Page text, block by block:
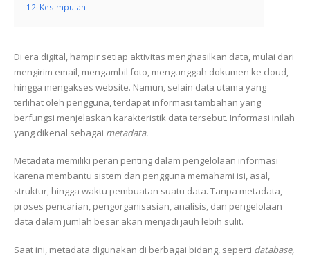
12 Kesimpulan
Di era digital, hampir setiap aktivitas menghasilkan data, mulai dari
mengirim email, mengambil foto, mengunggah dokumen ke cloud,
hingga mengakses website. Namun, selain data utama yang
terlihat oleh pengguna, terdapat informasi tambahan yang
berfungsi menjelaskan karakteristik data tersebut. Informasi inilah
yang dikenal sebagai metadata.
Metadata memiliki peran penting dalam pengelolaan informasi
karena membantu sistem dan pengguna memahami isi, asal,
struktur, hingga waktu pembuatan suatu data. Tanpa metadata,
proses pencarian, pengorganisasian, analisis, dan pengelolaan
data dalam jumlah besar akan menjadi jauh lebih sulit.
Saat ini, metadata digunakan di berbagai bidang, seperti database,